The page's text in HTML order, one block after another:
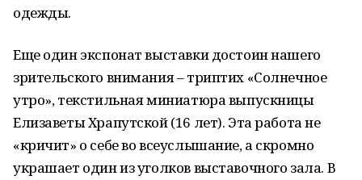
одежды.
Еще один экспонат выставки достоин нашего
зрительского внимания – триптих «Солнечное
утро», текстильная миниатюра выпускницы
Елизаветы Храпутской (16 лет). Эта работа не
«кричит» о себе во всеуслышание, а скромно
украшает один из уголков выставочного зала. В